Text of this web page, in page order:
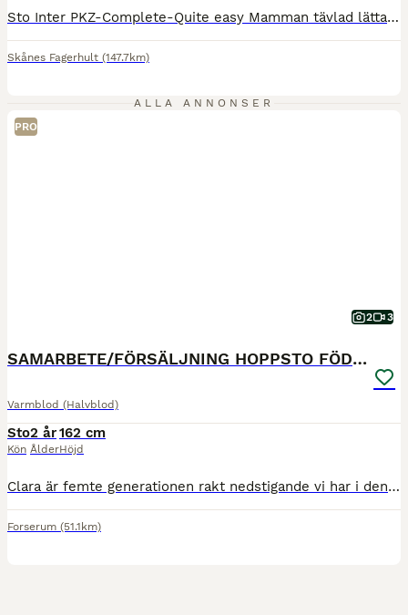
Sto Inter PKZ-Complete-Quite easy Mamman tävlad lättare klasser innan sida, mormorn tävlad upp till 1,35 innan hos sattes i aveln. Är Dolda fel försäkrade, avmaskad regelbundet. Lastar och åker med henne själv. Filmer finns Finns även föl från i år
Skånes Fagerhult (147.7km)
ALLA ANNONSER
PRO
2 3
SAMARBETE/FÖRSÄLJNING HOPPSTO FÖDD 2024
Varmblod (Halvblod)
Sto
Kön
2 år
Ålder
162 cm
Höjd
Clara är femte generationen rakt nedstigande vi har i denna stostam. Jag söker i första hand ett samarbete med en ryttare som siktar på de högre klasserna i hoppning, men om jag inte hittar en ryttare
Forserum (51.1km)